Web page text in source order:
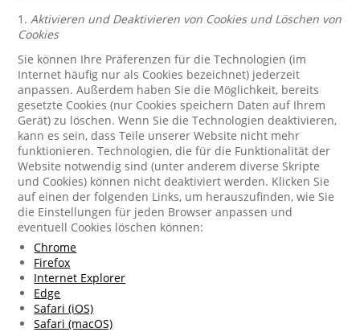
1.Aktivieren und Deaktivieren von Cookies und Löschen von
Cookies
Sie können Ihre Präferenzen für die Technologien (im
Internet häufig nur als Cookies bezeichnet) jederzeit
anpassen. Außerdem haben Sie die Möglichkeit, bereits
gesetzte Cookies (nur Cookies speichern Daten auf Ihrem
Gerät) zu löschen. Wenn Sie die Technologien deaktivieren,
kann es sein, dass Teile unserer Website nicht mehr
funktionieren. Technologien, die für die Funktionalität der
Website notwendig sind (unter anderem diverse Skripte
und Cookies) können nicht deaktiviert werden. Klicken Sie
auf einen der folgenden Links, um herauszufinden, wie Sie
die Einstellungen für jeden Browser anpassen und
eventuell Cookies löschen können:
Chrome
Firefox
Internet Explorer
Edge
Safari (iOS)
Safari (macOS)